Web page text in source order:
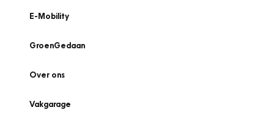
E-Mobility
GroenGedaan
Over ons
Vakgarage